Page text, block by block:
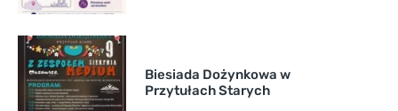
Biesiada Dożynkowa w
Przytułach Starych